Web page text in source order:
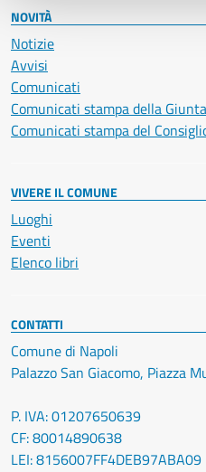
NOVITÀ
Notizie
Avvisi
Comunicati
Comunicati stampa della
Comunicati stampa del
VIVERE IL COMUNE
Luoghi
Eventi
Elenco libri
CONTATTI
Comune di Napoli
Palazzo San Giacomo, Piazza
P. IVA: 01207650639
CF: 80014890638
LEI: 8156007FF4DEB97ABA09